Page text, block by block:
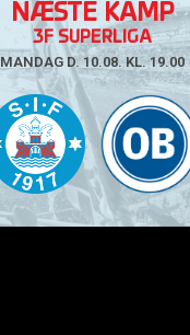
NÆSTE KAMP
3F SUPERLIGA
MANDAG D. 10.08. KL. 19.00